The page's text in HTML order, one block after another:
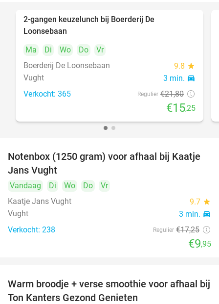
2-gangen keuzelunch bij Boerderij De
Loonsebaan
Ma
Di Wo Do
Vr
Boerderij De Loonsebaan
9.8 star
Vught 3 min. directions_car
Verkocht: 365 Regulier €21,80
€15,25
42%
Notenbox (1250 gram) voor afhaal bij Kaatje
Jans Vught
Vandaag Di Wo Do
Vr
Kaatje Jans Vught
9.7 star
Vught 3 min. directions_car
Verkocht: 238 Regulier €17,25
€9,95
43%
Warm broodje + verse smoothie voor afhaal bij
Ton Kanters Gezond Genieten